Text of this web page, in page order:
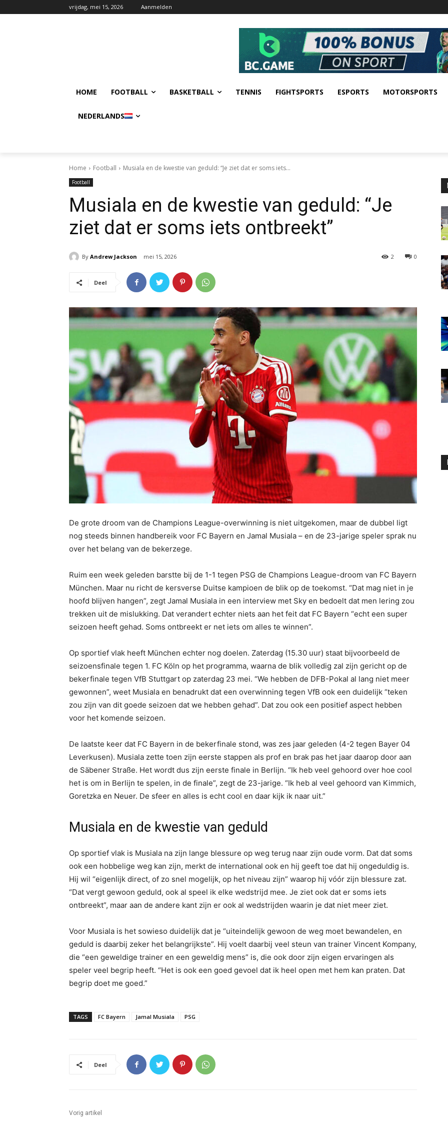
vrijdag, mei 15, 2026 Aanmelden
HOME FOOTBALL BASKETBALL TENNIS FIGHTSPORTS ESPORTS MOTORSPORTS
NEDERLANDS
Home Football Musiala en de kwestie van geduld: “Je ziet dat er soms iets...
Football
Musiala en de kwestie van geduld: “Je
ziet dat er soms iets ontbreekt”
By Andrew Jackson mei 15, 2026 0
2
Deel
De grote droom van de Champions League-overwinning is niet uitgekomen, maar de dubbel ligt
nog steeds binnen handbereik voor FC Bayern en Jamal Musiala – en de 23-jarige speler sprak nu
over het belang van de bekerzege.
Ruim een week geleden barstte bij de 1-1 tegen PSG de Champions League-droom van FC Bayern
München. Maar nu richt de kersverse Duitse kampioen de blik op de toekomst. “Dat mag niet in je
hoofd blijven hangen”, zegt Jamal Musiala in een interview met Sky en bedoelt dat men lering zou
trekken uit de mislukking. Dat verandert echter niets aan het feit dat FC Bayern “echt een super
seizoen heeft gehad. Soms ontbreekt er net iets om alles te winnen”.
Op sportief vlak heeft München echter nog doelen. Zaterdag (15.30 uur) staat bijvoorbeeld de
seizoensfinale tegen 1. FC Köln op het programma, waarna de blik volledig zal zijn gericht op de
bekerfinale tegen VfB Stuttgart op zaterdag 23 mei. “We hebben de DFB-Pokal al lang niet meer
gewonnen”, weet Musiala en benadrukt dat een overwinning tegen VfB ook een duidelijk “teken
zou zijn van dit goede seizoen dat we hebben gehad”. Dat zou ook een positief aspect hebben
voor het komende seizoen.
De laatste keer dat FC Bayern in de bekerfinale stond, was zes jaar geleden (4-2 tegen Bayer 04
Leverkusen). Musiala zette toen zijn eerste stappen als prof en brak pas het jaar daarop door aan
de Säbener Straße. Het wordt dus zijn eerste finale in Berlijn. “Ik heb veel gehoord over hoe cool
het is om in Berlijn te spelen, in de finale”, zegt de 23-jarige. “Ik heb al veel gehoord van Kimmich,
Goretzka en Neuer. De sfeer en alles is echt cool en daar kijk ik naar uit.”
Musiala en de kwestie van geduld
Op sportief vlak is Musiala na zijn lange blessure op weg terug naar zijn oude vorm. Dat dat soms
ook een hobbelige weg kan zijn, merkt de international ook en hij geeft toe dat hij ongeduldig is.
Hij wil “eigenlijk direct, of zo snel mogelijk, op het niveau zijn” waarop hij vóór zijn blessure zat.
“Dat vergt gewoon geduld, ook al speel ik elke wedstrijd mee. Je ziet ook dat er soms iets
ontbreekt”, maar aan de andere kant zijn er ook al wedstrijden waarin je dat niet meer ziet.
Voor Musiala is het sowieso duidelijk dat je “uiteindelijk gewoon de weg moet bewandelen, en
geduld is daarbij zeker het belangrijkste”. Hij voelt daarbij veel steun van trainer Vincent Kompany,
die “een geweldige trainer en een geweldig mens” is, die ook door zijn eigen ervaringen als
speler veel begrip heeft. “Het is ook een goed gevoel dat ik heel open met hem kan praten. Dat
begrip doet me goed.”
TAGS FC Bayern Jamal Musiala PSG
Deel
Vorig artikel